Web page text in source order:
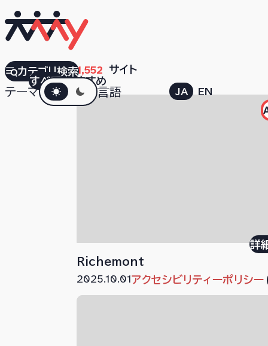
すべておすすめ
テーマダークモード言語 JA EN
カテゴリ検索検索結果
1,552 サイト
Richemont
詳
2025.10.01アクセシビリティーポリシー